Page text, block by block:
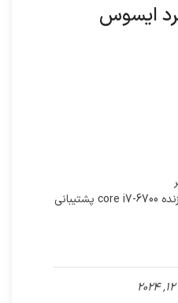
ایسوس
این مادربرد از پردازنده core i7-6700 پشتیبانی